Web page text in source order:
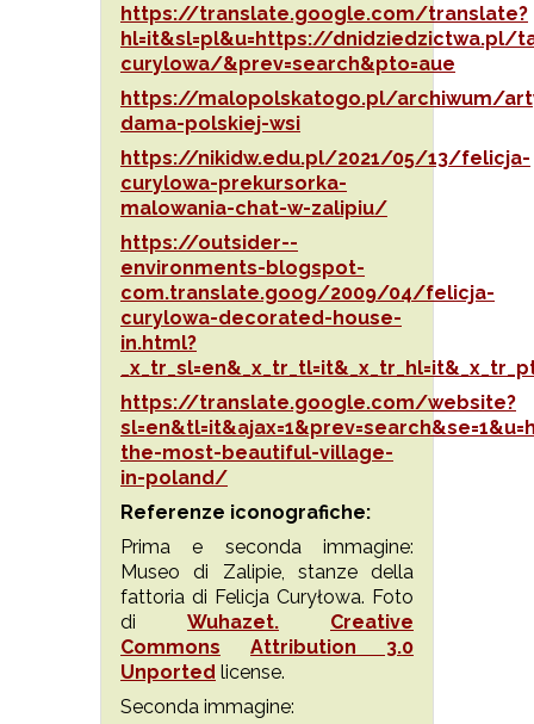
https://translate.google.com/translate?
hl=it&sl=pl&u=https://dnidziedzictwa.pl/
curylowa/&prev=search&pto=aue
https://malopolskatogo.pl/archiwum/
dama-polskiej-wsi
https://nikidw.edu.pl/2021/05/13/felicja-
curylowa-prekursorka-
malowania-chat-w-zalipiu/
https://outsider--
environments-blogspot-
com.translate.goog/2009/04/felicja-
curylowa-decorated-house-
in.html?
https://translate.google.com/website?
the-most-beautiful-village-
in-poland/
Referenze iconografiche:
Prima e seconda immagine:
Museo di Zalipie, stanze della
fattoria di Felicja Curyłowa. Foto
di Wuhazet.
Creative
Commons
Attribution 3.0
Unported license.
Seconda immagine: